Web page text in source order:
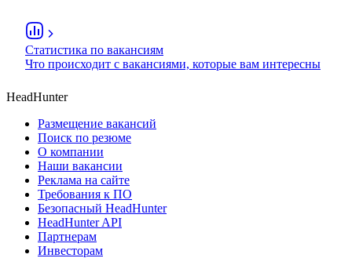
Статистика по вакансиям
Что происходит с вакансиями, которые вам интересны
HeadHunter
Размещение вакансий
Поиск по резюме
О компании
Наши вакансии
Реклама на сайте
Требования к ПО
Безопасный HeadHunter
HeadHunter API
Партнерам
Инвесторам